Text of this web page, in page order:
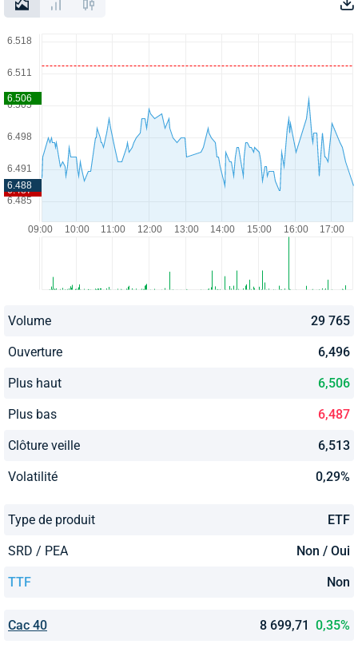
Volume 29 765
Ouverture 6,496
Plus haut 6,506
Plus bas 6,487
Clôture veille 6,513
Volatilité 0,29%
Type de produit ETF
SRD / PEA Non / Oui
TTF Non
Cac 40 8 699,71 0,35%